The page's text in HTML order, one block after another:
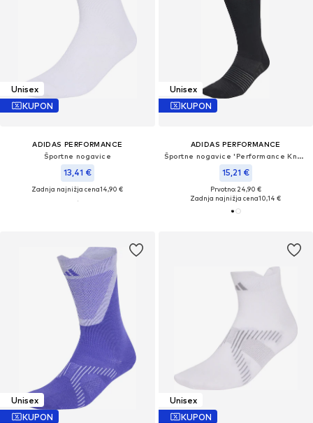
Unisex
KUPON
ADIDAS PERFORMANCE
Športne nogavice
13,41 €
Zadnja najnižja cena14,90 €
Unisex
KUPON
ADIDAS PERFORMANCE
Športne nogavice 'Performance Knee+ 1 Pair'
15,21 €
Prvotno: 24,90 €
Zadnja najnižja cena10,14 €
Unisex
KUPON
Unisex
KUPON